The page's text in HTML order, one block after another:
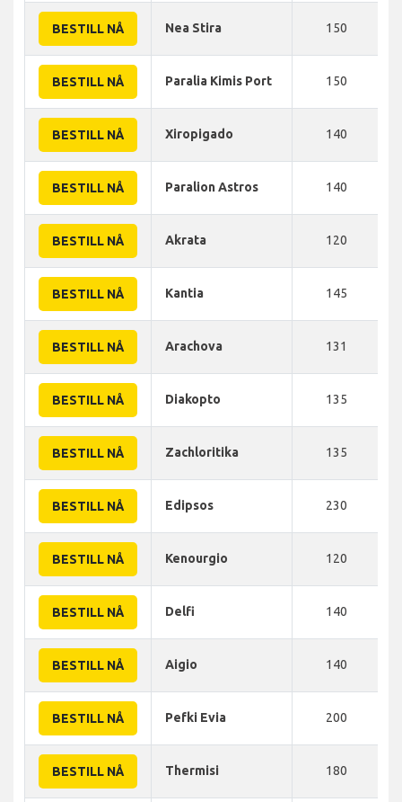
BESTILL NÅ Nea Stira 150
BESTILL NÅ Paralia Kimis Port 150
BESTILL NÅ Xiropigado 140
BESTILL NÅ Paralion Astros 140
BESTILL NÅ Akrata 120
BESTILL NÅ Kantia 145
BESTILL NÅ Arachova 131
BESTILL NÅ Diakopto 135
BESTILL NÅ Zachloritika 135
BESTILL NÅ Edipsos 230
BESTILL NÅ Kenourgio 120
BESTILL NÅ Delfi 140
BESTILL NÅ Aigio 140
BESTILL NÅ Pefki Evia 200
BESTILL NÅ Thermisi 180